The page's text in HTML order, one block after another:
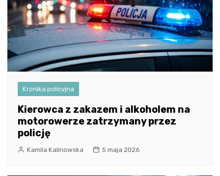
Kronika policyjna
Kierowca z zakazem i alkoholem na
motorowerze zatrzymany przez
policję
Kamila Kalinowska 5 maja 2026